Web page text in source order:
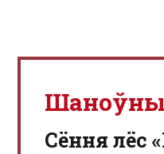
Сёння лёс